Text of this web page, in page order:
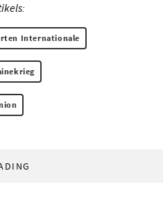
Internationale